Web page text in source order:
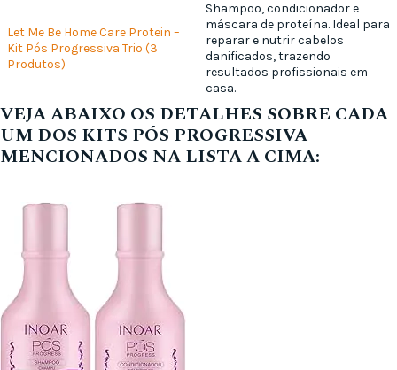
Let Me Be Home Care Protein –
Kit Pós Progressiva Trio (3
Produtos)
Shampoo, condicionador e
máscara de proteína. Ideal para
reparar e nutrir cabelos
danificados, trazendo
resultados profissionais em
casa.
VEJA ABAIXO OS DETALHES SOBRE CADA
UM DOS KITS PÓS PROGRESSIVA
MENCIONADOS NA LISTA A CIMA: